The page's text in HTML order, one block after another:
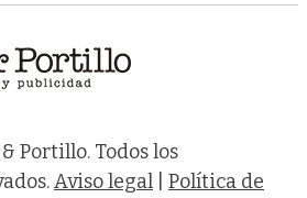
Portillo. Todos los
Aviso legal
Política de